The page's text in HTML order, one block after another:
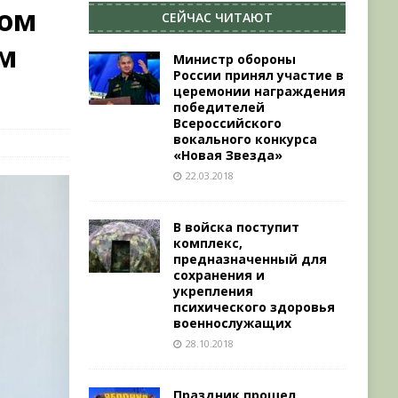
СЕЙЧАС ЧИТАЮТ
Министр обороны
России принял участие в
церемонии награждения
победителей
Всероссийского
вокального конкурса
«Новая Звезда»
22.03.2018
В войска поступит
комплекс,
предназначенный для
сохранения и
укрепления
психического здоровья
военнослужащих
28.10.2018